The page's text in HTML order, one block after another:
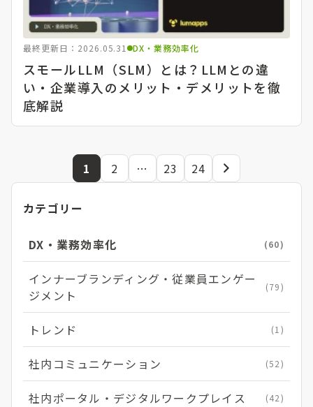
最終更新日：2026.05.31 DX・業務効率化
スモールLLM（SLM）とは？LLMとの違
い・企業導入のメリット・デメリットを徹
底解説
1 2 … 23 24
次
カテゴリー
DX・業務効率化 (60)
インナーブランディング・従業員エンゲー
ジメント
(79)
トレンド (1)
社内コミュニケーション (52)
社内ポータル・デジタルワークプレイス (42)